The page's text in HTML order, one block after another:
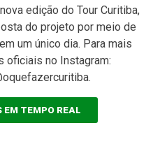
edição do Tour Curitiba,
do projeto por meio de
um único dia. Para mais
oficiais no Instagram:
EM TEMPO REAL